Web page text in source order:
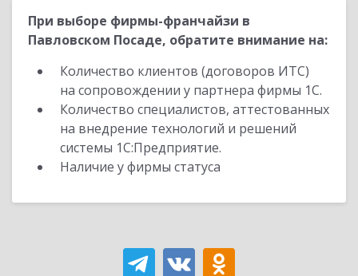
При выборе фирмы-франчайзи в
Павловском Посаде, обратите внимание на:
Количество клиентов (договоров ИТС)
на сопровождении у партнера фирмы 1С.
Количество специалистов, аттестованных
на внедрение технологий и решений
системы 1С:Предприятие.
Наличие у фирмы статуса